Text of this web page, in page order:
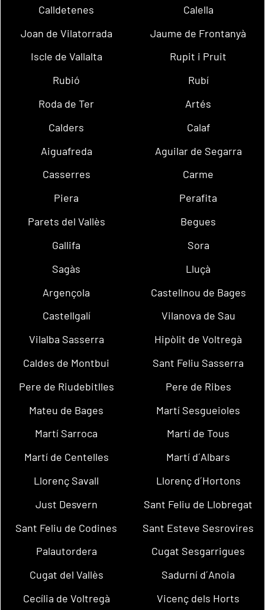
Calldetenes
Calella
Joan de Vilatorrada
Jaume de Frontanyà
Iscle de Vallalta
Rupit i Pruit
Rubió
Rubí
Roda de Ter
Artés
Calders
Calaf
Aiguafreda
Aguilar de Segarra
Casserres
Carme
Piera
Perafita
Parets del Vallès
Begues
Gallifa
Sora
Sagàs
Lluçà
Argençola
Castellnou de Bages
Castellgalí
Vilanova de Sau
Vilalba Sasserra
Hipòlit de Voltregà
Caldes de Montbui
Sant Feliu Sasserra
Pere de Riudebitlles
Pere de Ribes
Mateu de Bages
Martí Sesgueioles
Martí Sarroca
Martí de Tous
Martí de Centelles
Martí d´Albars
Llorenç Savall
Llorenç d´Hortons
Just Desvern
Sant Feliu de Llobregat
Sant Feliu de Codines
Sant Esteve Sesrovires
Palautordera
Cugat Sesgarrigues
Cugat del Vallès
Sadurní d´Anoia
Cecília de Voltregà
Vicenç dels Horts